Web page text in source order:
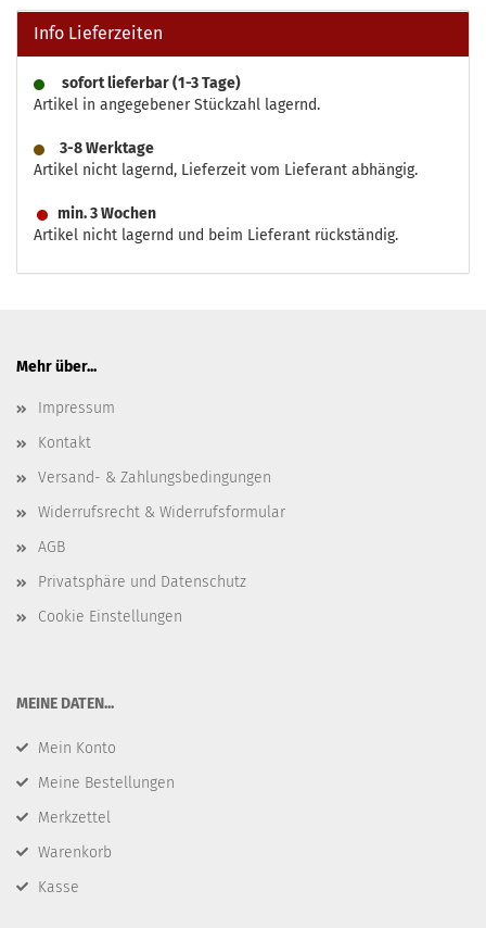
Info Lieferzeiten
sofort lieferbar (1-3 Tage)
Artikel in angegebener Stückzahl lagernd.
3-8 Werktage
Artikel nicht lagernd, Lieferzeit vom Lieferant abhängig.
min. 3 Wochen
Artikel nicht lagernd und beim Lieferant rückständig.
Mehr über...
Impressum
Kontakt
Versand- & Zahlungsbedingungen
Widerrufsrecht & Widerrufsformular
AGB
Privatsphäre und Datenschutz
Cookie Einstellungen
​MEINE DATEN...
Mein Konto
Meine Bestellungen
Merkzettel
Warenkorb
Kasse